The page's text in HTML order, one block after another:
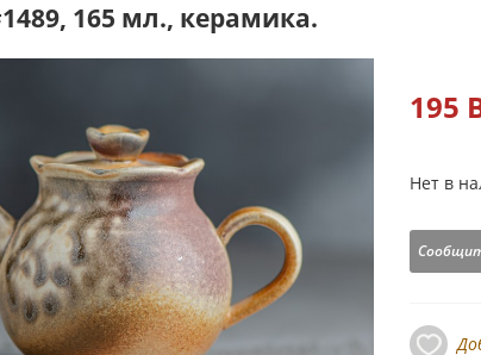
165 мл., керамика.
195
Нет в